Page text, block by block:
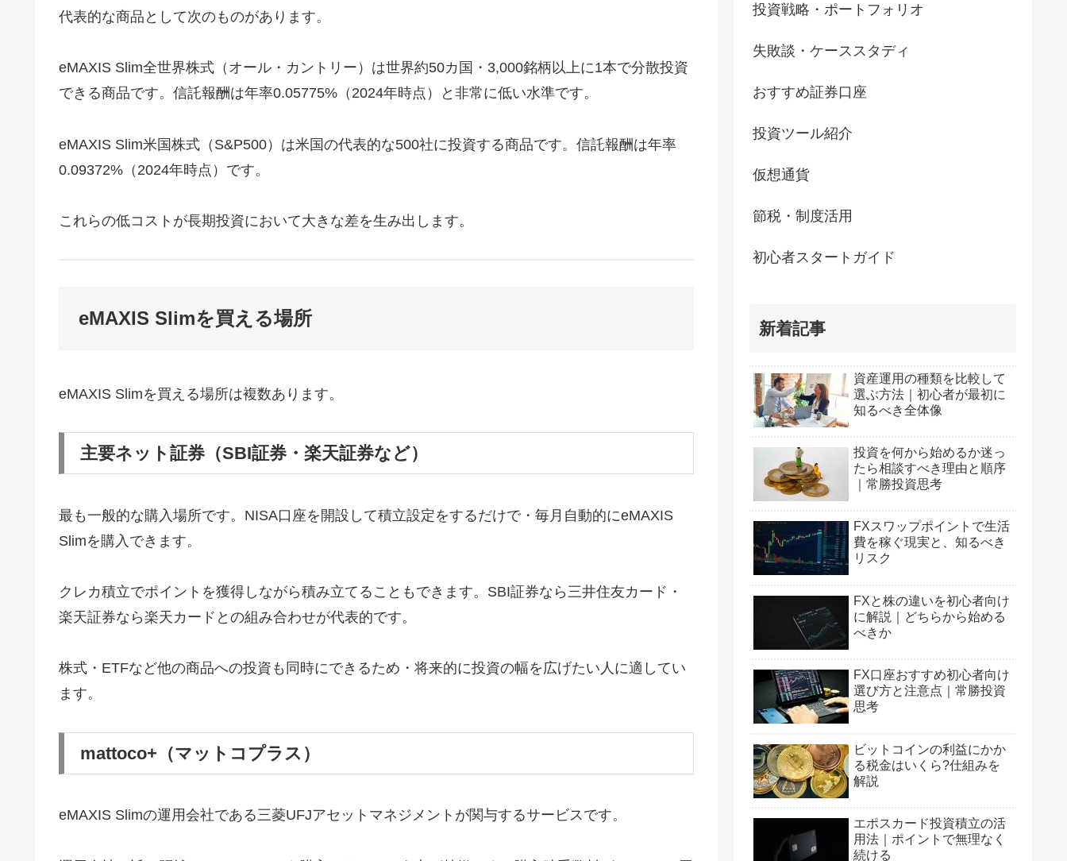
代表的な商品として次のものがあります。
eMAXIS Slim全世界株式（オール・カントリー）は世界約50カ国・3,000銘柄以上に1本で分散投資
できる商品です。信託報酬は年率0.05775%（2024年時点）と非常に低い水準です。
eMAXIS Slim米国株式（S&P500）は米国の代表的な500社に投資する商品です。信託報酬は年率
0.09372%（2024年時点）です。
これらの低コストが長期投資において大きな差を生み出します。
eMAXIS Slimを買える場所
eMAXIS Slimを買える場所は複数あります。
主要ネット証券（SBI証券・楽天証券など）
最も一般的な購入場所です。NISA口座を開設して積立設定をするだけで・毎月自動的にeMAXIS
Slimを購入できます。
クレカ積立でポイントを獲得しながら積み立てることもできます。SBI証券なら三井住友カード・
楽天証券なら楽天カードとの組み合わせが代表的です。
株式・ETFなど他の商品への投資も同時にできるため・将来的に投資の幅を広げたい人に適してい
ます。
mattoco+（マットコプラス）
eMAXIS Slimの運用会社である三菱UFJアセットマネジメントが関与するサービスです。
投資戦略・ポートフォリオ
失敗談・ケーススタディ
おすすめ証券口座
投資ツール紹介
仮想通貨
節税・制度活用
初心者スタートガイド
新着記事
資産運用の種類を比較して
選ぶ方法｜初心者が最初に
知るべき全体像
投資を何から始めるか迷っ
たら相談すべき理由と順序
｜常勝投資思考
FXスワップポイントで生活
費を稼ぐ現実と、知るべき
リスク
FXと株の違いを初心者向け
に解説｜どちらから始める
べきか
FX口座おすすめ初心者向け
選び方と注意点｜常勝投資
思考
ビットコインの利益にかか
る税金はいくら?仕組みを
解説
エポスカード投資積立の活
用法｜ポイントで無理なく
続ける